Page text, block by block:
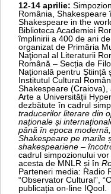
12-14 aprilie:
România, Shakespeare
Shakespeare in the
Biblioteca Academiei
împlinirii a 400 de ani
organizat de Primăria
Naţional al Literaturii
Română – Secția de
Națională pentru Știință
Institutul Cultural
Shakespeare
Arte a Universității
dezbătute în cadrul
traducerilor literare din
naționale și
până în epoca
Shakespeare pe marile
shakespeariene –
cadrul simpozionului
acesta de MNLR și în
Parteneri media: Radio
“Observator Cultural”,
publicația on-line IQool.